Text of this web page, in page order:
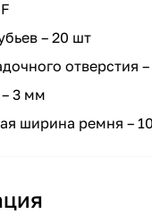
– 20 шт
отверстия
3 мм
ширина ремня –